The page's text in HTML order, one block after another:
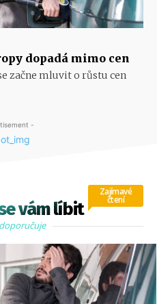
dopadá mimo cen
začne mluvit o růstu cen
-
vám líbit
Zajímavé
čtení